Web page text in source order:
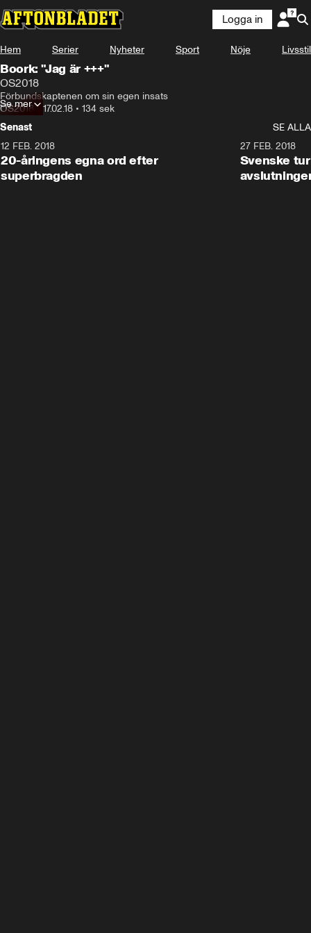
Logga in
Hem Serier Nyheter Sport Nöje Livsstil
Boork: "Jag är +++"
OS2018
Förbundskaptenen om sin egen insats
OS2018• 17.02.18 • 134 sek
Se mer
Senast
SE ALLA
12 FEB. 2018
20-åringens egna ord efter
superbragden
27 FEB. 2018
Svenske